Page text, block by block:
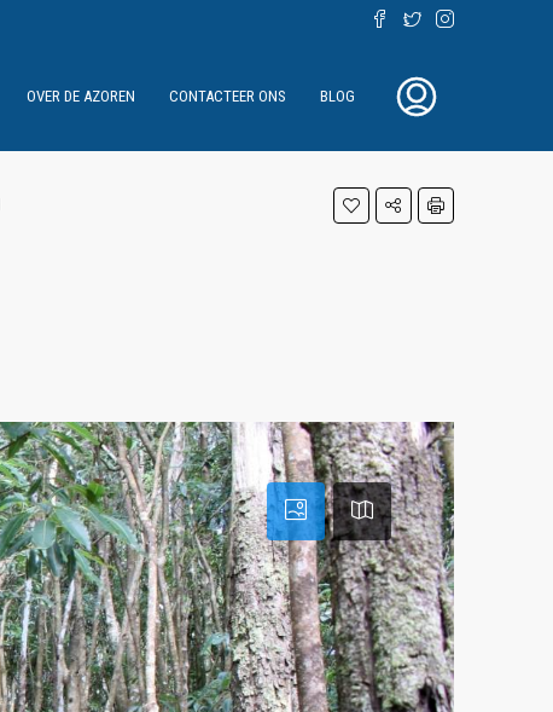
OVER DE AZOREN CONTACTEER ONS BLOG